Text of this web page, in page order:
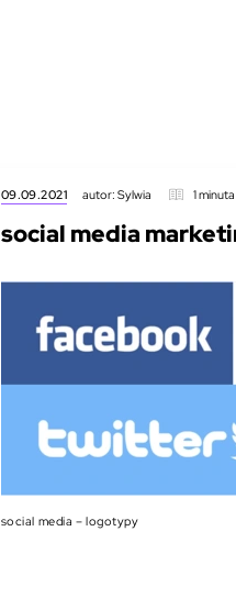
09.09.2021 autor: Sylwia 1 minuta
social media
social media – logotypy